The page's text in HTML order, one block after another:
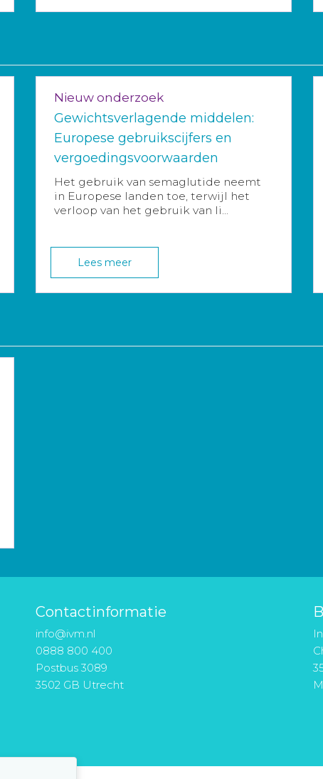
Nieuw onderzoek
Gewichtsverlagende middelen:
Europese gebruikscijfers en
vergoedingsvoorwaarden
Het gebruik van semaglutide neemt
in Europese landen toe, terwijl het
verloop van het gebruik van li...
Lees meer
Contactinformatie
info@ivm.nl
0888 800 400
Postbus 3089
3502 GB Utrecht